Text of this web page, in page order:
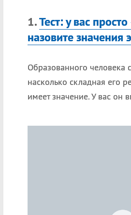
1.Тест: у вас
назовите значения
Образованного человека
насколько складная его
имеет значение. У вас он